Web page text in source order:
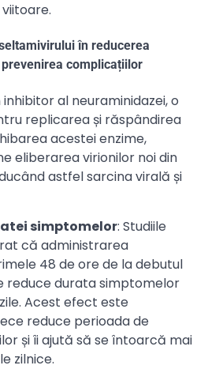
în reducerea
complicațiilor
al neuraminidazei, o
replicarea și răspândirea
acestei enzime,
eliberarea virionilor noi din
astfel sarcina virală și
simptomelor: Studiile
că administrarea
48 de ore de la debutul
reduce durata simptomelor
Acest efect este
reduce perioada de
și îi ajută să se întoarcă mai
zilnice.